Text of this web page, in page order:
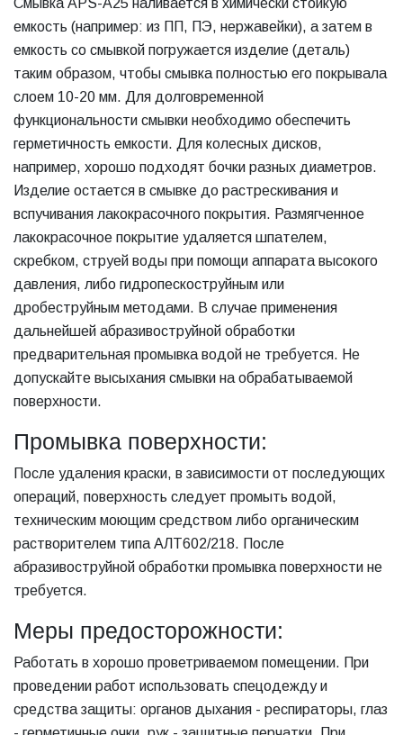
Смывка APS-A25 наливается в химически стойкую
емкость (например: из ПП, ПЭ, нержавейки), а затем в
емкость со смывкой погружается изделие (деталь)
таким образом, чтобы смывка полностью его покрывала
слоем 10-20 мм. Для долговременной
функциональности смывки необходимо обеспечить
герметичность емкости. Для колесных дисков,
например, хорошо подходят бочки разных диаметров.
Изделие остается в смывке до растрескивания и
вспучивания лакокрасочного покрытия. Размягченное
лакокрасочное покрытие удаляется шпателем,
скребком, струей воды при помощи аппарата высокого
давления, либо гидропескоструйным или
дробеструйным методами. В случае применения
дальнейшей абразивоструйной обработки
предварительная промывка водой не требуется. Не
допускайте высыхания смывки на обрабатываемой
поверхности.
Промывка поверхности:
После удаления краски, в зависимости от последующих
операций, поверхность следует промыть водой,
техническим моющим средством либо органическим
растворителем типа АЛТ602/218. После
абразивоструйной обработки промывка поверхности не
требуется.
Меры предосторожности:
Работать в хорошо проветриваемом помещении. При
проведении работ использовать спецодежду и
средства защиты: органов дыхания - респираторы, глаз